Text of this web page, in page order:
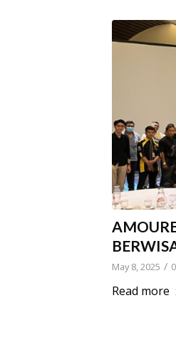
May 8, 2025 /
Read more